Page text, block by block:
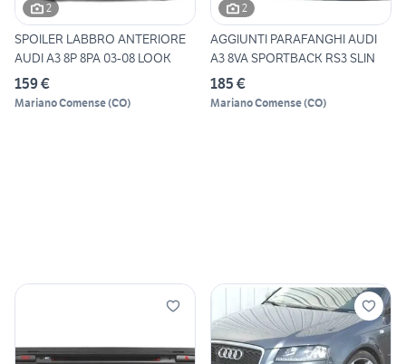
2
SPOILER LABBRO ANTERIORE
AUDI A3 8P 8PA 03-08 LOOK
159 €
Mariano Comense(CO)
2
AGGIUNTI PARAFANGHI AUDI
A3 8VA SPORTBACK RS3 SLIN
185 €
Mariano Comense(CO)